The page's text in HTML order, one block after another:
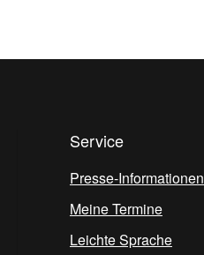
Service
Presse-Informationen
Meine Termine
Leichte Sprache